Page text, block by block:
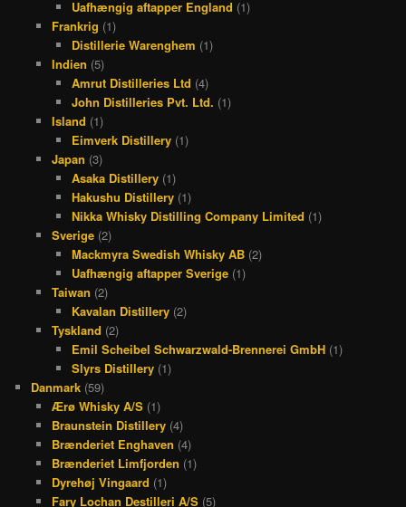
Uafhængig aftapper England (1)
Frankrig (1)
Distillerie Warenghem (1)
Indien (5)
Amrut Distilleries Ltd (4)
John Distilleries Pvt. Ltd. (1)
Island (1)
Eimverk Distillery (1)
Japan (3)
Asaka Distillery (1)
Hakushu Distillery (1)
Nikka Whisky Distilling Company Limited (1)
Sverige(2)
Mackmyra Swedish Whisky AB (2)
Uafhængig aftapper Sverige (1)
Taiwan (2)
Kavalan Distillery (2)
Tyskland (2)
Emil Scheibel Schwarzwald-Brennerei GmbH (1)
Slyrs Distillery (1)
Danmark (59)
Ærø Whisky A/S(1)
Braunstein Distillery(4)
Brænderiet Enghaven (4)
Brænderiet Limfjorden (1)
Dyrehøj Vingaard (1)
Fary Lochan Destilleri A/S(5)